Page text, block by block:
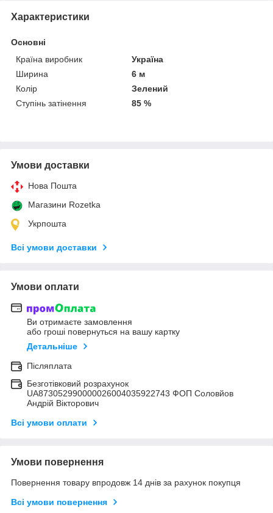
Характеристики
Основні
Країна виробник
Україна
Ширина
6 м
Колір
Зелений
Ступінь затінення
85 %
Умови доставки
Нова Пошта
Магазини Rozetka
Укрпошта
Всі умови доставки
Умови оплати
Ви отримаєте замовлення
або гроші повернуться на вашу картку
Детальніше
Післяплата
Безготівковий розрахунок
UA873052990000026004035922743 ФОП Соловйов
Андрій Вікторович
Всі умови оплати
Умови повернення
Повернення товару впродовж 14 днів за рахунок покупця
Всі умови повернення